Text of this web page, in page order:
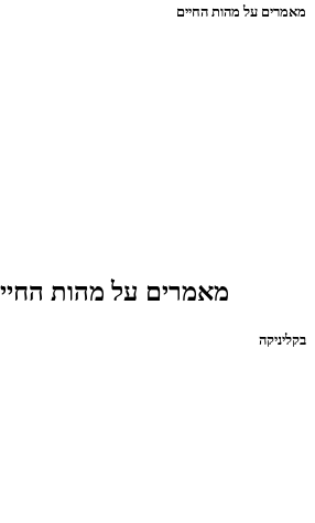
מאמרים על מהות החיים
מאמרים על מהות
בקליניקה